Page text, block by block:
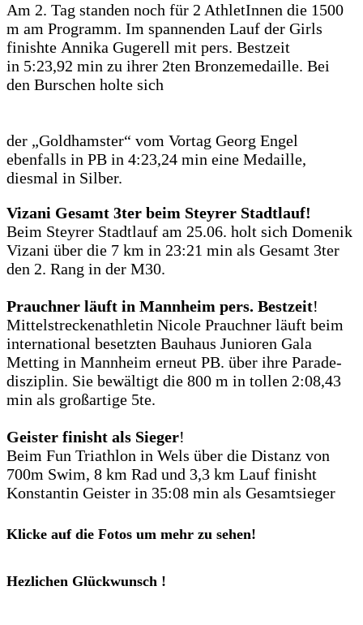
Am 2. Tag standen noch für 2 AthletInnen die 1500
m am Programm. Im spannenden Lauf der Girls
finishte Annika Gugerell mit pers. Bestzeit
in 5:23,92 min zu ihrer 2ten Bronzemedaille. Bei
den Burschen holte sich
der „Goldhamster“ vom Vortag Georg Engel
ebenfalls in PB in 4:23,24 min eine Medaille,
diesmal in Silber.
Vizani Gesamt 3ter beim Steyrer Stadtlauf!
Beim Steyrer Stadtlauf am 25.06. holt sich Domenik
Vizani über die 7 km in 23:21 min als Gesamt 3ter
den 2. Rang in der M30.
Prauchner läuft in Mannheim pers. Bestzeit!
Mittelstreckenathletin Nicole Prauchner läuft beim
international besetzten Bauhaus Junioren Gala
Metting in Mannheim erneut PB. über ihre Parade-
disziplin. Sie bewältigt die 800 m in tollen 2:08,43
min als großartige 5te.
Geister finisht als Sieger!
Beim Fun Triathlon in Wels über die Distanz von
700m Swim, 8 km Rad und 3,3 km Lauf finisht
Konstantin Geister in 35:08 min als Gesamtsieger
Klicke auf die Fotos um mehr zu sehen!
Hezlichen Glückwunsch !